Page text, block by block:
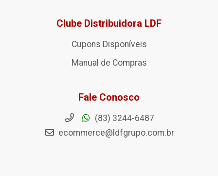
Clube Distribuidora LDF
Cupons Disponíveis
Manual de Compras
Fale Conosco
(83) 3244-6487
ecommerce@ldfgrupo.com.br